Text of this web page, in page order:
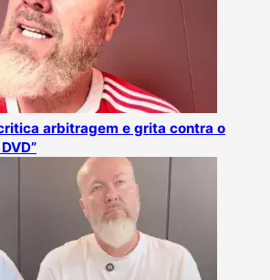
arbitragem e grita contra o